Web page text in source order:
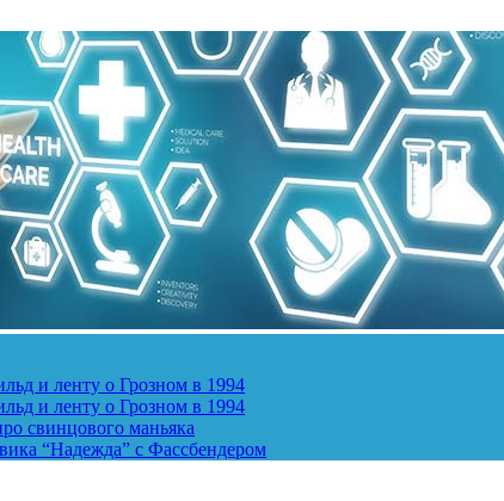
и ленту о Грозном в 1994
и ленту о Грозном в 1994
свинцового маньяка
“Надежда” с Фассбендером